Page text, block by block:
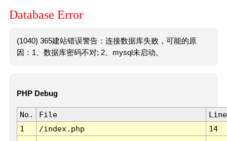
Database Error
(1040) 365建站错误警告：连接数据库失败，可能的原
因：1、数据库密码不对; 2、mysql未启动。
PHP Debug
No. File
Line
1
/index.php 14